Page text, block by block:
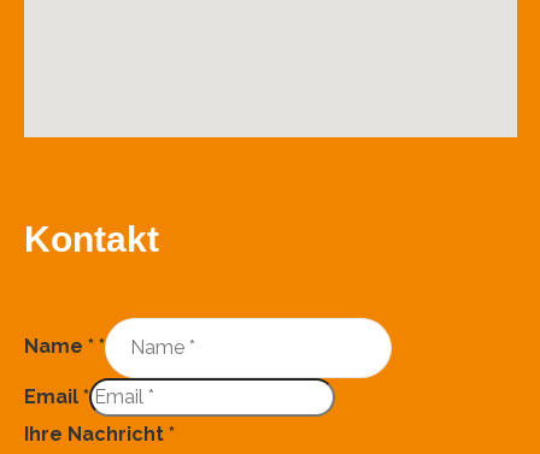
Kontakt
Name * *
Email *
Ihre Nachricht *